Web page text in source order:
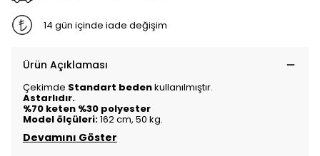
14 gün içinde iade değişim
Ürün Açıklaması
Çekimde Standart bedenkullanılmıştır.
Astarlıdır.
%70 keten %30 polyester
Model ölçüleri:162 cm, 50 kg.
Devamını Göster